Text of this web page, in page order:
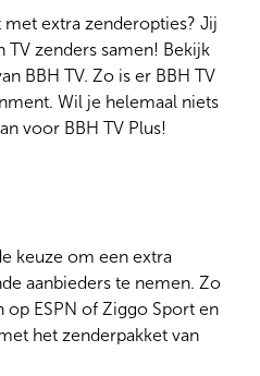
extra zenderopties? Jij
zenders samen! Bekijk
BBH TV. Zo is er BBH TV
Wil je helemaal niets
voor BBH TV Plus!
keuze om een extra
aanbieders te nemen. Zo
op ESPN of Ziggo Sport en
het zenderpakket van